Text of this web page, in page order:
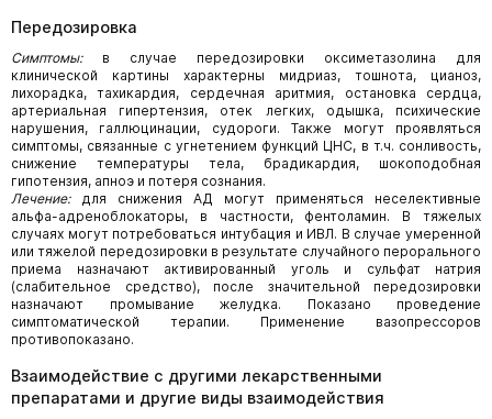
Передозировка
Симптомы:в случае передозировки оксиметазолина для
клинической картины характерны мидриаз, тошнота, цианоз,
лихорадка, тахикардия, сердечная аритмия, остановка сердца,
артериальная гипертензия, отек легких, одышка, психические
нарушения, галлюцинации, судороги. Также могут проявляться
симптомы, связанные с угнетением функций ЦНС, в т.ч. сонливость,
снижение температуры тела, брадикардия, шокоподобная
гипотензия, апноэ и потеря сознания.
Лечение:для снижения АД могут применяться неселективные
альфа-адреноблокаторы, в частности, фентоламин. В тяжелых
случаях могут потребоваться интубация и ИВЛ. В случае умеренной
или тяжелой передозировки в результате случайного перорального
приема назначают активированный уголь и сульфат натрия
(слабительное средство), после значительной передозировки
назначают промывание желудка. Показано проведение
симптоматической терапии. Применение вазопрессоров
противопоказано.
Взаимодействие с другими лекарственными
препаратами и другие виды взаимодействия